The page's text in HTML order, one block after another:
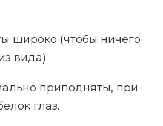
широко (чтобы ничего
вида).
приподняты, при
глаз.